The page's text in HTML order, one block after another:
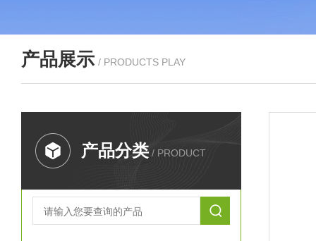
产品展示 / PRODUCTS PLAY
产品分类 / PRODUCT